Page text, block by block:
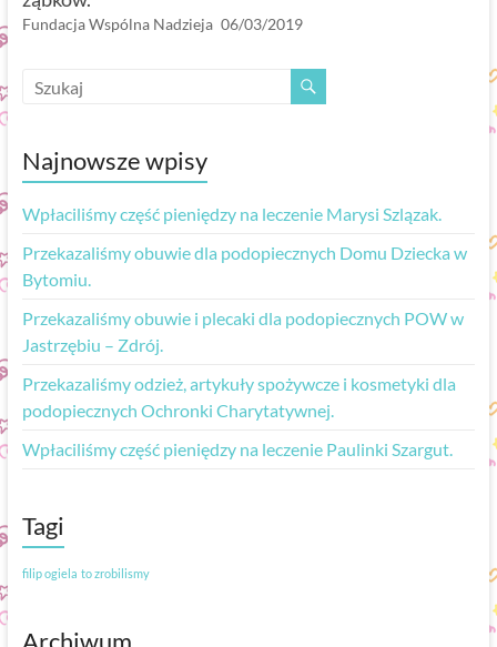
Fundacja Wspólna Nadzieja 06/03/2019
Najnowsze wpisy
Wpłaciliśmy część pieniędzy na leczenie Marysi Szlązak.
Przekazaliśmy obuwie dla podopiecznych Domu Dziecka w
Bytomiu.
Przekazaliśmy obuwie i plecaki dla podopiecznych POW w
Jastrzębiu – Zdrój.
Przekazaliśmy odzież, artykuły spożywcze i kosmetyki dla
podopiecznych Ochronki Charytatywnej.
Wpłaciliśmy część pieniędzy na leczenie Paulinki Szargut.
Tagi
filip ogiela to zrobilismy
Archiwum